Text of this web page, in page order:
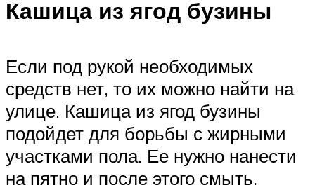
Кашица из ягод бузины
Если под рукой необходимых
средств нет, то их можно найти на
улице. Кашица из ягод бузины
подойдет для борьбы с жирными
участками пола. Ее нужно нанести
на пятно и после этого смыть.